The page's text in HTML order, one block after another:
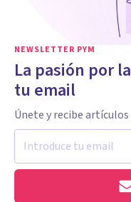
NEWSLETTER PYM
La pasión por
tu email
Únete y recibe